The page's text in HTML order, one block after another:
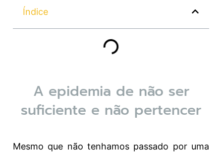
Índice
A epidemia de não ser
suficiente e não pertencer
Mesmo que não tenhamos passado por uma